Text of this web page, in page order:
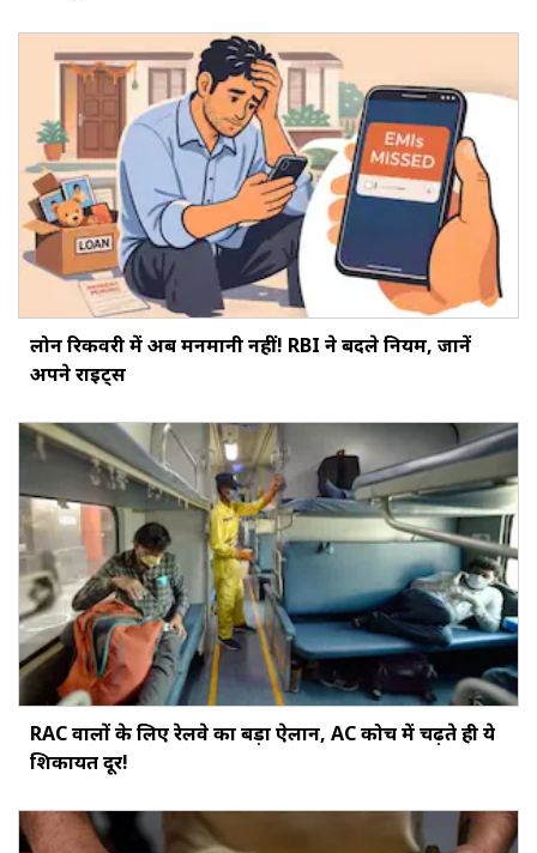
लोन रिकवरी में अब मनमानी नहीं! RBI ने बदले नियम, जानें
अपने राइट्स
RAC वालों के लिए रेलवे का बड़ा ऐलान, AC कोच में चढ़ते ही ये
शिकायत दूर!